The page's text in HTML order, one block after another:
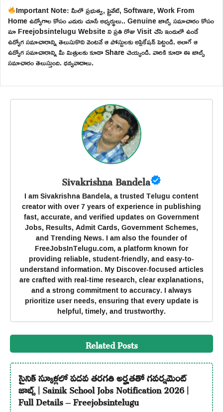
Important Note: మీలో ప్రభుత్వ, ప్రైవేట్, Software, Work From
Home ఉద్యోగాల కోసం ఎదురు చూసే అభ్యర్థులు.. Genuine జాబ్స్ సమాచారం కోసం
మా Freejobsintelugu Website ని ప్రతి రోజు Visit చేసి ఇందులో ఉండే
ఉద్యోగ సమాచారాన్ని తెలుసుకొని వెంటనే ఆ పోస్టులకు అప్లికేషన్ పెట్టండి. అలాగే ఆ
ఉద్యోగ సమాచారాన్ని మీ మిత్రులకు కూడా Share చెయ్యండి. వారికి కూడా ఈ జాబ్స్
సమాచారం తెలుస్తుంది. ధన్యవాదాలు.
Sivakrishna Bandela
I am Sivakrishna Bandela, a trusted Telugu content
creator with over 7 years of experience in publishing
fast, accurate, and verified updates on Government
Jobs, Results, Admit Cards, Government Schemes,
and Trending News. I am also the founder of
FreeJobsInTelugu.com, a platform known for
providing reliable, student-friendly, and easy-to-
understand information. My Discover-focused articles
are crafted with real-time research, clear explanations,
and a strong commitment to accuracy. I always
prioritize user needs, ensuring that every update is
helpful, timely, and trustworthy.
Related Posts
సైనిక్ స్కూళ్లలో పదవ తరగతి అర్హతతో గవర్నమెంట్
జాబ్స్ | Sainik School Jobs Notification 2026 |
Full Details – Freejobsintelugu